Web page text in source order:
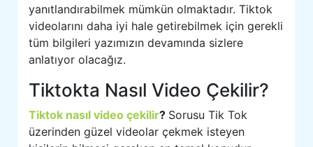
yanıtlandırabilmek mümkün olmaktadır. Tiktok
videolarını daha iyi hale getirebilmek için gerekli
tüm bilgileri yazımızın devamında sizlere
anlatıyor olacağız.
Tiktokta Nasıl Video Çekilir?
Tiktok nasıl video çekilir? Sorusu Tik Tok
üzerinden güzel videolar çekmek isteyen